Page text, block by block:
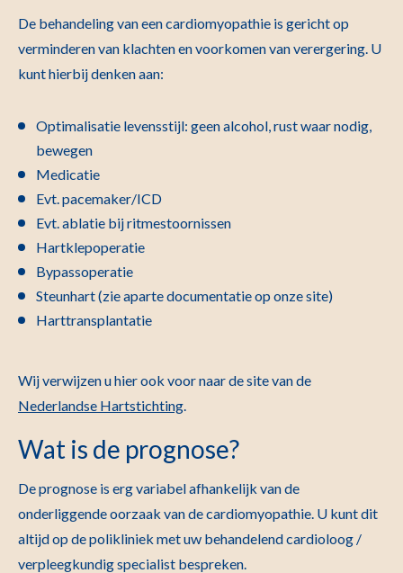
De behandeling van een cardiomyopathie is gericht op
verminderen van klachten en voorkomen van verergering. U
kunt hierbij denken aan:
Optimalisatie levensstijl: geen alcohol, rust waar nodig,
bewegen
Medicatie
Evt. pacemaker/ICD
Evt. ablatie bij ritmestoornissen
Hartklepoperatie
Bypassoperatie
Steunhart (zie aparte documentatie op onze site)
Harttransplantatie
Wij verwijzen u hier ook voor naar de site van de
Nederlandse Hartstichting.
Wat is de prognose?
De prognose is erg variabel afhankelijk van de
onderliggende oorzaak van de cardiomyopathie. U kunt dit
altijd op de polikliniek met uw behandelend cardioloog /
verpleegkundig specialist bespreken.